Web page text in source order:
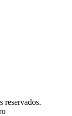
reservados.